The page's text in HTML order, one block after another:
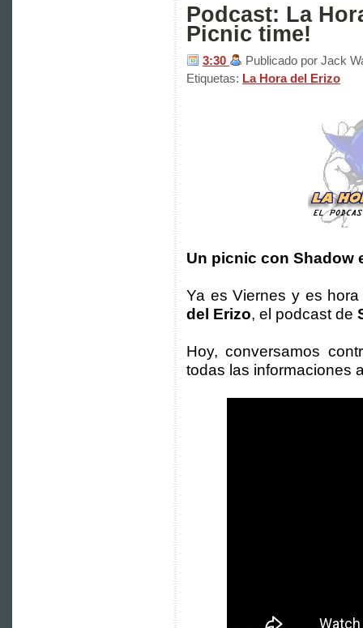
Podcast: La
Picnic time!
3:30
Publicado por Jack
Etiquetas: La Hora del Erizo
Un picnic con Shadow
Ya es Viernes y es
del Erizo, el podcast de
Hoy, conversamos
todas las informaciones